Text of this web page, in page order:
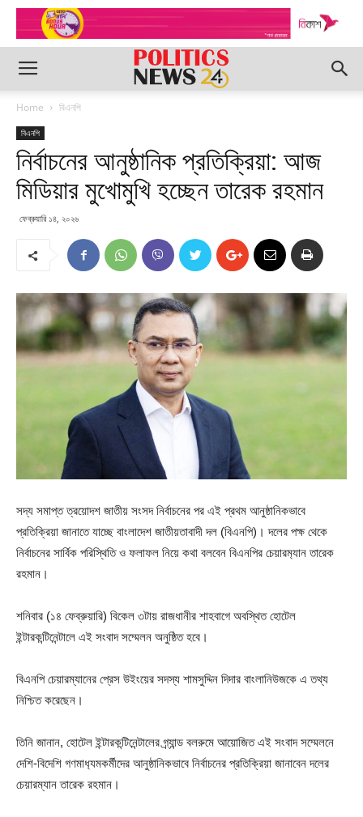
Home বিএনপি
বিএনপি
নির্বাচনের আনুষ্ঠানিক প্রতিক্রিয়া: আজ
মিডিয়ার মুখোমুখি হচ্ছেন তারেক রহমান
ফেব্রুয়ারি ১৪, ২০২৬
সদ্য সমাপ্ত ত্রয়োদশ জাতীয় সংসদ নির্বাচনের পর এই প্রথম আনুষ্ঠানিকভাবে
প্রতিক্রিয়া জানাতে যাচ্ছে বাংলাদেশ জাতীয়তাবাদী দল (বিএনপি)। দলের পক্ষ থেকে
নির্বাচনের সার্বিক পরিস্থিতি ও ফলাফল নিয়ে কথা বলবেন বিএনপির চেয়ারম‍্যান তারেক
রহমান।
শনিবার (১৪ ফেব্রুয়ারি) বিকেল ৩টায় রাজধানীর শাহবাগে অবস্থিত হোটেল
ইন্টারকন্টিনেন্টালে এই সংবাদ সম্মেলন অনুষ্ঠিত হবে।
বিএনপি চেয়ারম্যানের প্রেস উইংয়ের সদস্য শামসুদ্দিন দিদার বাংলানিউজকে এ তথ্য
নিশ্চিত করেছেন।
তিনি জানান, হোটেল ইন্টারকন্টিনেন্টালের গ্র্যান্ড বলরুমে আয়োজিত এই সংবাদ সম্মেলনে
দেশি-বিদেশি গণমাধ‍্যমকর্মীদের আনুষ্ঠানিকভাবে নির্বাচনের প্রতিক্রিয়া জানাবেন দলের
চেয়ারম্যান তারেক রহমান।